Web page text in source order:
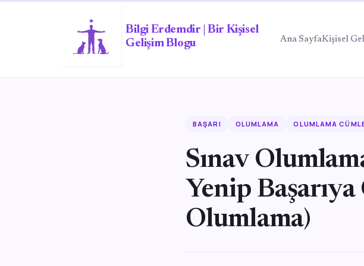
Bilgi Erdemdir | Bir Kişisel
Gelişim Blogu
Ana SayfaKişisel
BAŞARI OLUMLAMA OLUMLAMA
Sınav
Yenip
Olumlama)